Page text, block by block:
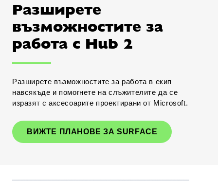
Разширете
възможностите за
работа с Hub 2
Разширете възможностите за работа в екип
навсякъде и помогнете на слъжителите да се
изразят с аксесоарите проектирани от Microsoft.
ВИЖТЕ ПЛАНОВЕ ЗА SURFACE